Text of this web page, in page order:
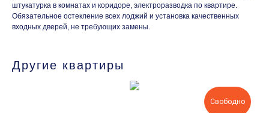
штукатурка в комнатах и коридоре, электроразводка по квартире.
Обязательное остекление всех лоджий и установка качественных
входных дверей, не требующих замены.
Другие квартиры
Свободно